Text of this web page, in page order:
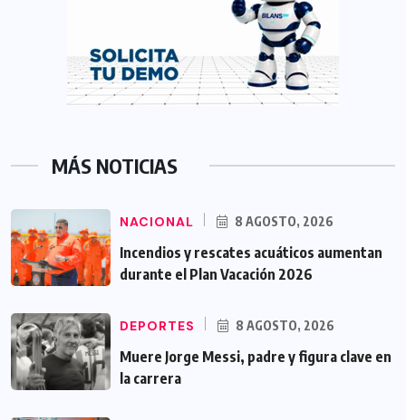
MÁS NOTICIAS
NACIONAL 8 AGOSTO, 2026
Incendios y rescates acuáticos aumentan
durante el Plan Vacación 2026
DEPORTES 8 AGOSTO, 2026
Muere Jorge Messi, padre y figura clave en
la carrera